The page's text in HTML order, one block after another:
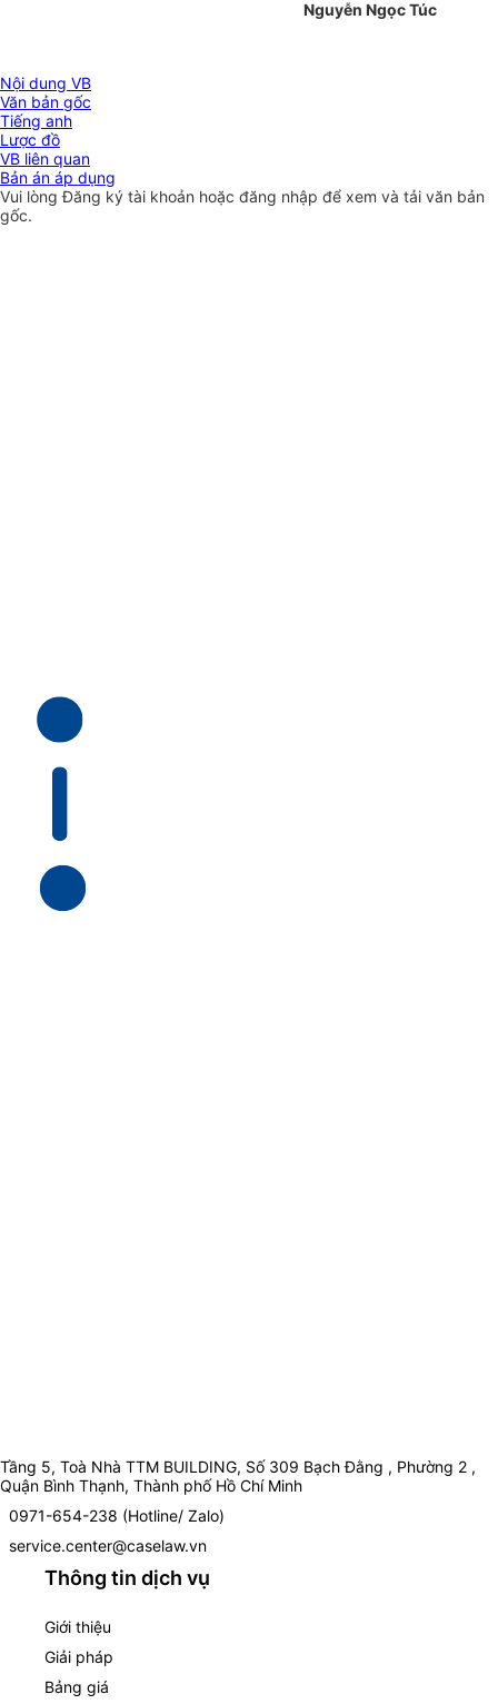
Nguyễn Ngọc Túc
Nội dung VB
Văn bản gốc
Tiếng anh
Lược đồ
VB liên quan
Bản án áp dụng
Vui lòngĐăng ký tài khoản hoặc đăng nhập để xem và tải văn bản
gốc.
Tầng 5, Toà Nhà TTM BUILDING, Số 309 Bạch Đằng , Phường 2 ,
Quận Bình Thạnh, Thành phố Hồ Chí Minh
0971-654-238 (Hotline/ Zalo)
service.center@caselaw.vn
Thông tin dịch vụ
Giới thiệu
Giải pháp
Bảng giá